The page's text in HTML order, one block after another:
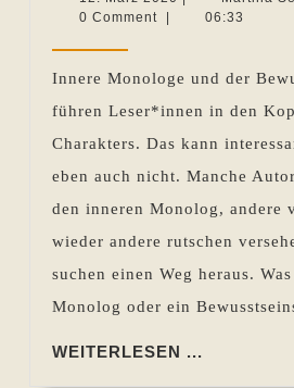
–
nervt?
März
0 Comment
06:33
Innere Monologe und der
führen Leser*innen in den
Charakters. Das kann
eben auch nicht. Manche
den inneren Monolog, andere
wieder andere rutschen
suchen einen Weg heraus.
Monolog oder ein
WEITERLESEN ...